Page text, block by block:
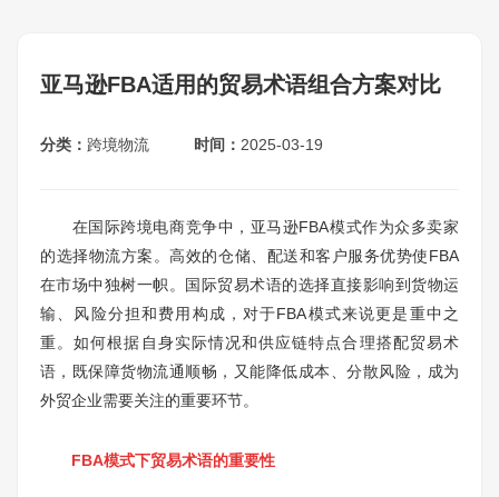
亚马逊FBA适用的贸易术语组合方案对比
分类： 跨境物流 时间： 2025-03-19
在国际跨境电商竞争中，亚马逊FBA模式作为众多卖家
的选择物流方案。高效的仓储、配送和客户服务优势使FBA
在市场中独树一帜。国际贸易术语的选择直接影响到货物运
输、风险分担和费用构成，对于FBA模式来说更是重中之
重。如何根据自身实际情况和供应链特点合理搭配贸易术
语，既保障货物流通顺畅，又能降低成本、分散风险，成为
外贸企业需要关注的重要环节。
FBA模式下贸易术语的重要性